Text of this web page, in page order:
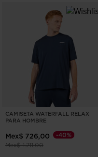
CAMISETA WATERFALL RELAX
PARA HOMBRE
Mex$ 726,00
Precio reducido de
Mex$ 1.211,00a
-40%